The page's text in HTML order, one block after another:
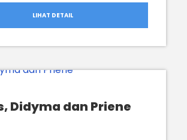
LIHAT DETAIL
Didyma dan Priene